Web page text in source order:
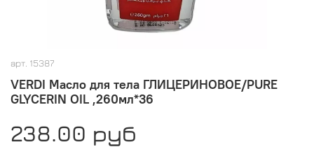
арт. 15387
VERDI Масло для тела ГЛИЦЕРИНОВОЕ/PURE
GLYCERIN OIL ,260мл*36
238.00 руб